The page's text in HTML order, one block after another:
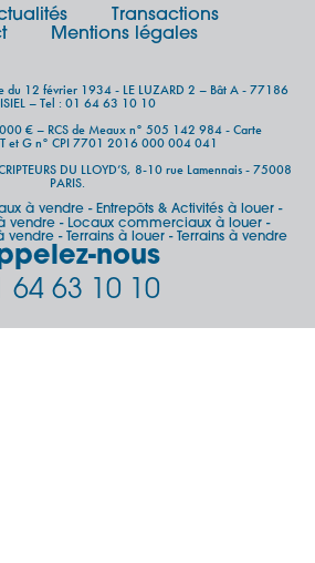
CONTACT
Transactions
Mentions légales
du 12 février 1934 - LE LUZARD 2 – Bât A - 77186
– Tel : 01 64 63 10 10
€ – RCS de Meaux n° 505 142 984 - Carte
et G n° CPI 7701 2016 000 004 041
DU LLOYD’S, 8-10 rue Lamennais - 75008
PARIS.
à vendre- Entrepôts & Activités à louer-
vendre - Locaux commerciaux à louer -
vendre - Terrains à louer - Terrains à vendre
nous
64 63 10 10